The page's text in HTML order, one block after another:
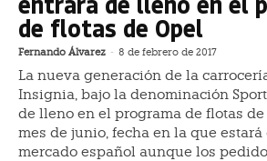
de flotas de Opel
Fernando Álvarez - 8 de febrero de 2017
La nueva generación de la
Insignia, bajo la denominación
de lleno en el programa de flotas
mes de junio, fecha en la que
mercado español aunque los